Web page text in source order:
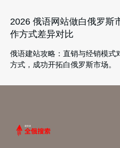
2026 俄语网站做白俄罗斯
作方式差异对比
俄语建站攻略：直销与经销模式
方式，成功开拓白俄罗斯市场。